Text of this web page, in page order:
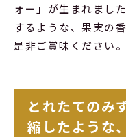
ォー」が生まれまし
するような、果実の
是非ご賞味ください。
とれたてのみ
縮したような